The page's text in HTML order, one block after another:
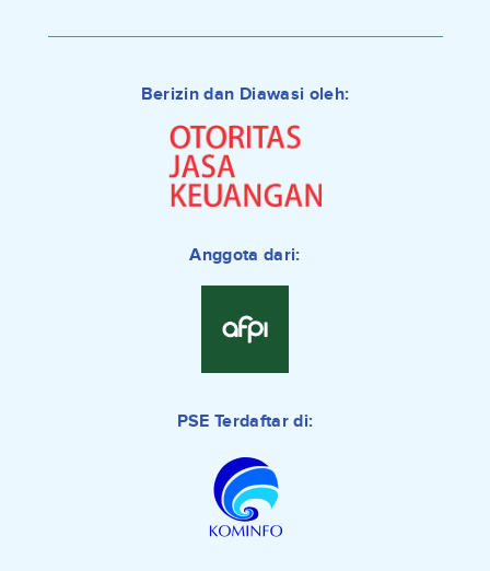
Berizin dan Diawasi oleh:
Anggota dari:
PSE Terdaftar di: